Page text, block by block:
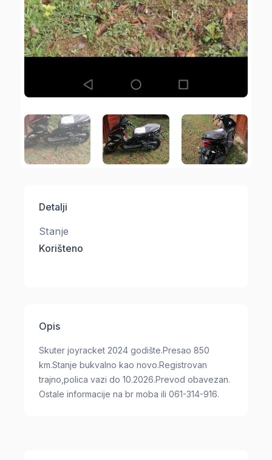
Detalji
Stanje
Korišteno
Opis
Skuter joyracket 2024 godište.Presao 850
km.Stanje bukvalno kao novo.Registrovan
trajno,polica vazi do 10.2026.Prevod obavezan.
Ostale informacije na br moba ili 061-314-916.